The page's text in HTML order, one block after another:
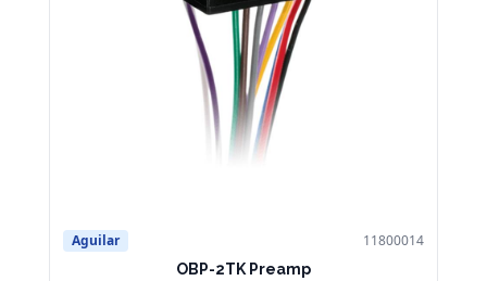
Aguilar 11800014
OBP-2TK Preamp